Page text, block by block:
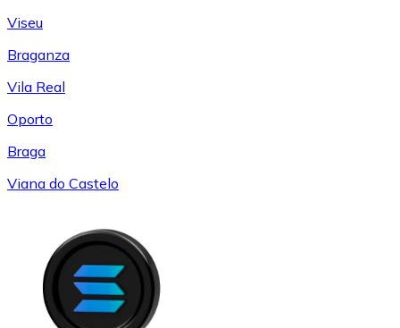
Viseu
Braganza
Vila Real
Oporto
Braga
Viana do Castelo